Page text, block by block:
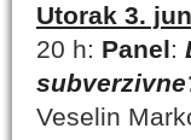
Utorak 3. jun
20 h: Panel:
Veselin